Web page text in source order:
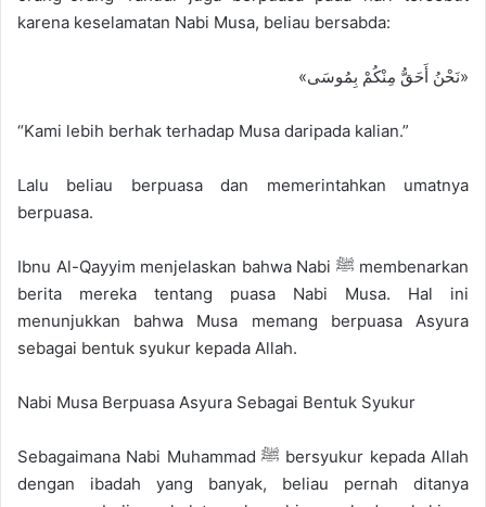
karena keselamatan Nabi Musa, beliau bersabda:
«نَحْنُ أَحَقُّ مِنْكُمْ بِمُوسَى»
“Kami lebih berhak terhadap Musa daripada kalian.”
Lalu beliau berpuasa dan memerintahkan umatnya
berpuasa.
Ibnu Al-Qayyim menjelaskan bahwa Nabi ﷺ membenarkan
berita mereka tentang puasa Nabi Musa. Hal ini
menunjukkan bahwa Musa memang berpuasa Asyura
sebagai bentuk syukur kepada Allah.
Nabi Musa Berpuasa Asyura Sebagai Bentuk Syukur
Sebagaimana Nabi Muhammad ﷺ bersyukur kepada Allah
dengan ibadah yang banyak, beliau pernah ditanya